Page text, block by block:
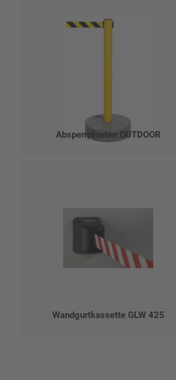
Absperrpfosten OUTDOOR
Wandgurtkassette GLW 425